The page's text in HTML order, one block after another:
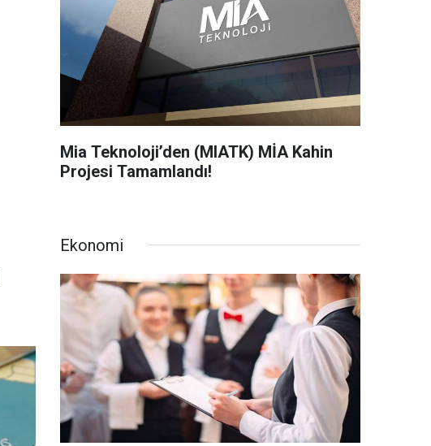
Mia Teknoloji’den (MIATK) MİA Kahin
Projesi Tamamlandı!
Ekonomi